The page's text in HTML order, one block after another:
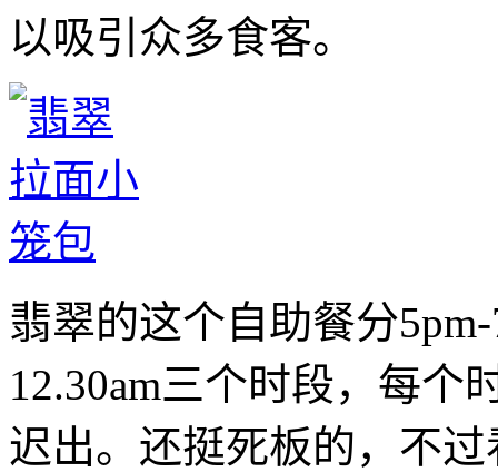
以吸引众多食客。
翡翠的这个自助餐分
12.30am三个时段，每个
迟出。还挺死板的，不